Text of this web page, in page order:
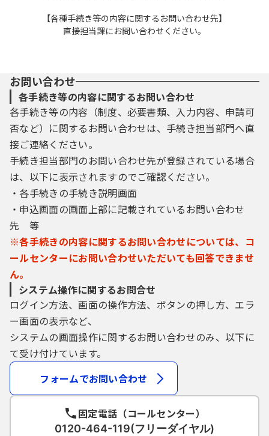
【各種手続き等の内容に関するお問い合わせ先】
直接担当課にお問い合わせください。
お問い合わせ
各手続き等の内容に関するお問い合わせ
各手続き等の内容（制度、必要書類、入力内容、申請可
否など）に関するお問い合わせは、手続き担当部門へ直
接ご連絡ください。
手続き担当部門のお問い合わせ先が登録されている場合
は、以下に表示されますのでご確認ください。
・各手続きの手続き説明画面
・申込画面の画面上部に記載されているお問い合わせ
先 等
※各手続きの内容に関するお問い合わせについては、コ
ールセンターにお問い合わせいただいても回答できませ
ん。
システム操作に関するお問合せ
ログイン方法、画面の操作方法、ボタンの押し方、エラ
ー画面の表示など、
システムの画面操作に関するお問い合わせのみ、以下に
て受け付けています。
フォームでお問い合わせ
固定電話（コールセンター）
0120-464-119(フリーダイヤル)